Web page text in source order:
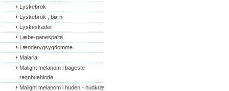
Lyskebrok
Lyskebrok , børn
Lyskeskader
Læbe-ganespalte
Lænderygsygdomme
Malaria
Malignt melanom i bageste
regnbuehinde
Malignt melanom i huden - hudkræft